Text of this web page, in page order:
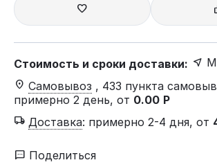
Стоимость и сроки доставки:
Самовывоз , 433 пункта
примерно 2 день, от 0.00 Р
Доставка: примерно 2-4 дня, от
Поделиться